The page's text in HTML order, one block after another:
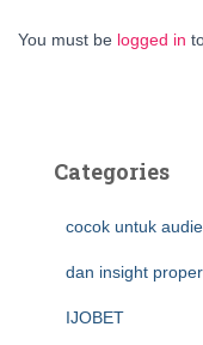
You must be logged in
Categories
cocok untuk
dan insight
IJOBET